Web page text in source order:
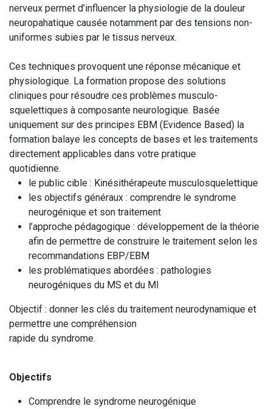
nerveux permet d’influencer la physiologie de la douleur
neuropahatique causée notamment par des tensions non-
uniformes subies par le tissus nerveux.
Ces techniques provoquent une réponse mécanique et
physiologique. La formation propose des solutions
cliniques pour résoudre ces problèmes musculo-
squelettiques à composante neurologique. Basée
uniquement sur des principes EBM (Evidence Based) la
formation balaye les concepts de bases et les traitements
directement applicables dans votre pratique
quotidienne.
le public cible : Kinésithérapeute musculosquelettique
les objectifs généraux : comprendre le syndrome
neurogénique et son traitement
l’approche pédagogique : développement de la théorie
afin de permettre de construire le traitement selon les
recommandations EBP/EBM
les problématiques abordées : pathologies
neurogéniques du MS et du MI
Objectif : donner les clés du traitement neurodynamique et
permettre une compréhension
rapide du syndrome.
Objectifs
Comprendre le syndrome neurogénique